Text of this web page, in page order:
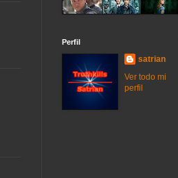
Perfil
satrian
Ver todo mi
perfil